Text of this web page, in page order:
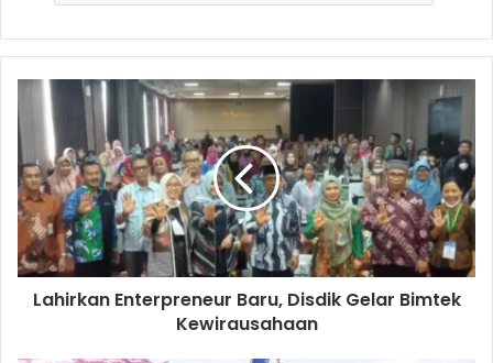
Lahirkan Enterpreneur Baru, Disdik Gelar Bimtek
Kewirausahaan